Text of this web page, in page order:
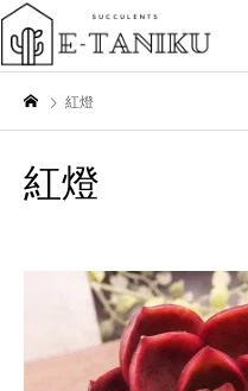
紅燈
紅燈